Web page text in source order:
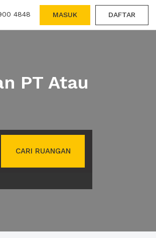
4848 MASUK DAFTAR
PT Atau
CARI RUANGAN